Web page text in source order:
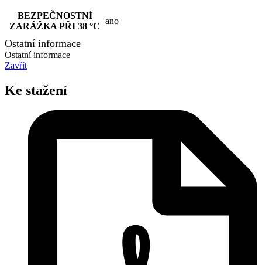
BEZPEČNOSTNÍ
ZARÁŽKA PŘI 38 °C
ano
Ostatní informace
Ostatní informace
Zavřít
Ke stažení